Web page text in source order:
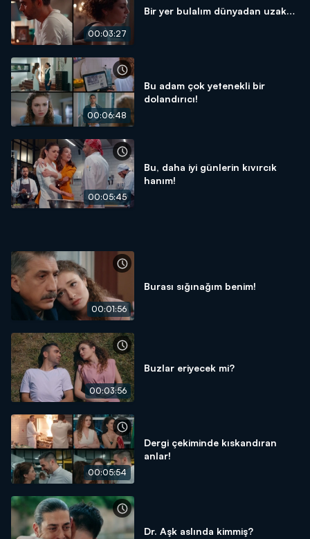
00:03:27
Bir yer bulalım dünyadan uzak…
00:06:48
Bu adam çok yetenekli bir
dolandırıcı!
00:05:45
Bu, daha iyi günlerin kıvırcık
hanım!
00:01:56
Burası sığınağım benim!
00:03:56
Buzlar eriyecek mi?
00:05:54
Dergi çekiminde kıskandıran
anlar!
Dr. Aşk aslında kimmiş?